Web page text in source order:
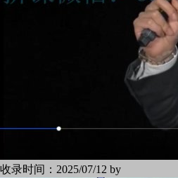
收录时间： 2025/07/12 by